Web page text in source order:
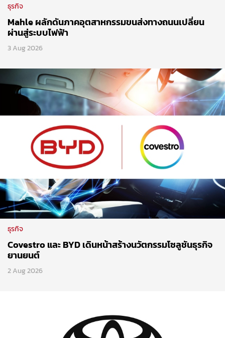
ธุรกิจ
Mahle ผลักดันภาคอุตสาหกรรมขนส่งทางถนนเปลี่ยน
ผ่านสู่ระบบไฟฟ้า
3 Aug 2026
ธุรกิจ
Covestro และ BYD เดินหน้าสร้างนวัตกรรมโซลูชันธุรกิจ
ยานยนต์
2 Aug 2026